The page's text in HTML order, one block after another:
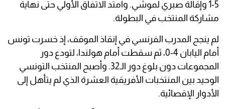
5-1 وإقالة صبري لموشي. وامتد الاتفاق الأولي حتى نهاية
مشاركة المنتخب في البطولة.
لم ينجح المدرب الفرنسي في إنقاذ الموقف، إذ خسرت تونس
أمام اليابان 4-0، ثم سقطت أمام هولندا، لتودع دور
المجموعات دون بلوغ دور الـ32. وأصبح المنتخب التونسي
الوحيد بين المنتخبات الأفريقية العشرة الذي لم يتأهل إلى
الأدوار الإقصائية.